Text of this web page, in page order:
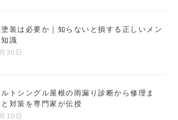
装は必要か｜知らないと損する正しいメン
識
30日
トシングル屋根の雨漏り診断から修理ま
対策を専門家が伝授
10日